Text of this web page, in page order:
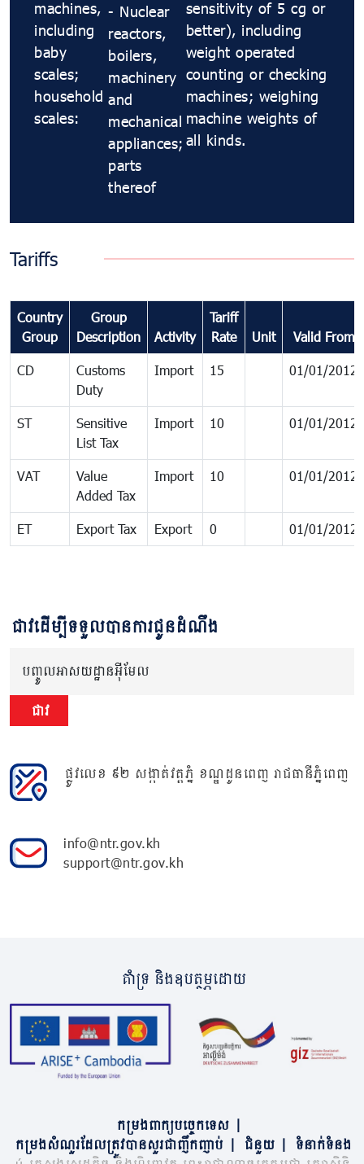
machines,
including
baby
scales;
household
scales:
- Nuclear
reactors,
boilers,
machinery
and
mechanical
appliances;
parts
thereof
sensitivity of 5 cg or
better), including
weight operated
counting or checking
machines; weighing
machine weights of
all kinds.
Tariffs
Country
Group
Group
Description
Activity
Tariff
Rate
Unit Valid From
CD
Customs
Duty
Import 15 01/01/2012
ST
Sensitive
List Tax
Import 10 01/01/2012
VAT
Value
Added Tax
Import 10 01/01/2012
ET Export Tax Export 0 01/01/2012
ជាវដើម្បីទទួលបានការជូនដំណឹង
បញ្ចូលអាសយដ្ឋានអ៊ីមែល
ជាវ
ផ្លូវលេខ ៩២ សង្កាត់វត្តភ្នំ ខណ្ឌដូនពេញ រាជធានីភ្នំពេញ
info@ntr.gov.kh
support@ntr.gov.kh
គាំទ្រ និងឧបត្ថម្ភដោយ
កម្រងពាក្យបច្ចេកទេស
កម្រងសំណួរដែលត្រូវបានសួរជាញឹកញាប់
ជំនួយ
ទំនាក់ទំនង